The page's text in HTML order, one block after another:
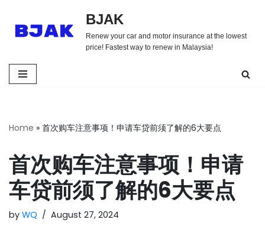
Skip
BJAK
Renew your car and motor insurance at the lowest
price! Fastest way to renew in Malaysia!
Home » 首次购车注意事项！申请车贷前须了解的6大要点
首次购车注意事项！申请
车贷前须了解的6大要点
by WQ August 27, 2024